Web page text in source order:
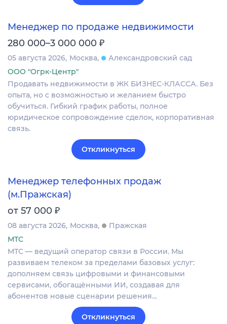
Менеджер по продаже недвижимости
280 000–3 000 000 ₽
05 августа 2026 Москва
Александровский сад
ООО "Огрк-Центр"
Продавать недвижимости в ЖК БИЗНЕС-КЛАССА. Без
опыта, но с возможностью и желанием быстро
обучиться. Гибкий график работы, полное
юридическое сопровождение сделок, корпоративная
связь.
Откликнуться
Менеджер телефонных продаж
(м.Пражская)
от 57 000 ₽
08 августа 2026 Москва
Пражская
МТС
МТС — ведущий оператор связи в России. Мы
развиваем телеком за пределами базовых услуг:
дополняем связь цифровыми и финансовыми
сервисами, обогащёнными ИИ, создавая для
абонентов новые сценарии решения…
Откликнуться